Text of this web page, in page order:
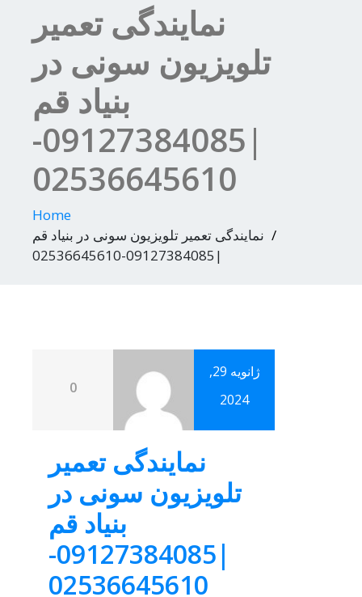
نمایندگی تعمیر
تلویزیون سونی در
بنیاد قم
|09127384085-
02536645610
Home
نمایندگی تعمیر تلویزیون سونی در بنیاد قم
|09127384085-02536645610
ژانویه 29,
2024
0
نمایندگی تعمیر
تلویزیون سونی در
بنیاد قم
|09127384085-
02536645610